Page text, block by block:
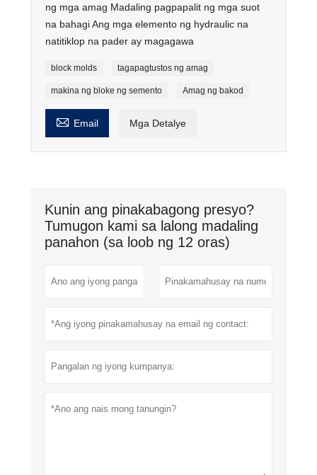
ng mga amag Madaling pagpapalit ng mga suot
na bahagi Ang mga elemento ng hydraulic na
natitiklop na pader ay magagawa
block molds tagapagtustos ng amag
makina ng bloke ng semento Amag ng bakod
 Email Mga Detalye
Kunin ang pinakabagong presyo?
Tumugon kami sa lalong madaling
panahon (sa loob ng 12 oras)